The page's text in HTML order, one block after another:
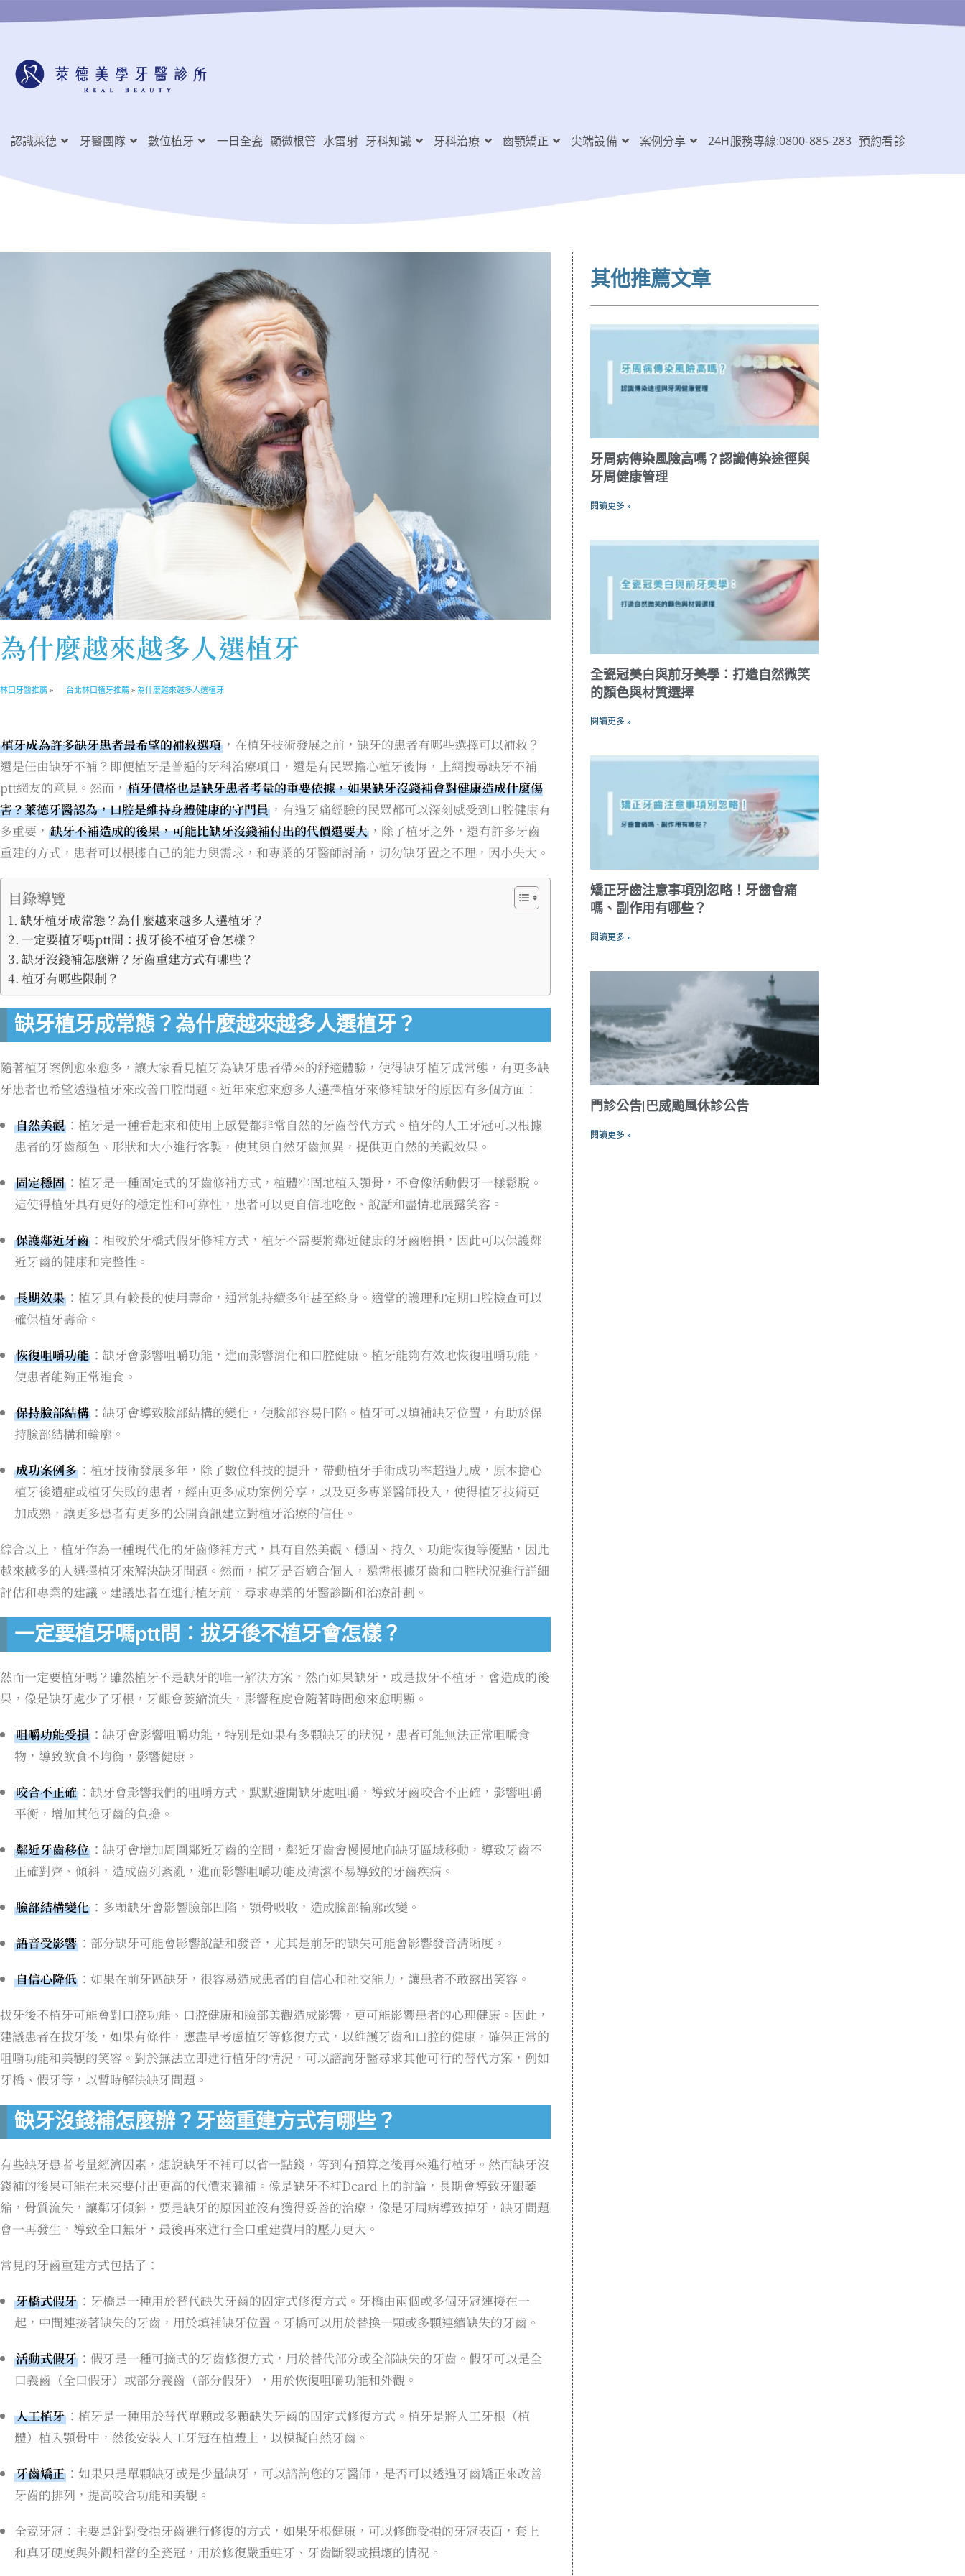
認識萊德 牙醫團隊 數位植牙 一日全瓷 顯微根管 水雷射 牙科知識 牙科治療 齒顎矯正 尖端設備 案例分享 24H服務專線:0800-885-283 預約看診
為什麼越來越多人選植牙
林口牙醫推薦 » 台北林口植牙推薦 » 為什麼越來越多人選植牙
植牙成為許多缺牙患者最希望的補救選項 ，在植牙技術發展之前，缺牙的患者有哪些選擇可以補救？
還是任由缺牙不補？即便植牙是普遍的牙科治療項目，還是有民眾擔心植牙後悔，上網搜尋缺牙不補
ptt網友的意見。然而， 植牙價格也是缺牙患者考量的重要依據，如果缺牙沒錢補會對健康造成什麼傷
害？萊德牙醫認為，口腔是維持身體健康的守門員 ，有過牙痛經驗的民眾都可以深刻感受到口腔健康有
多重要， 缺牙不補造成的後果，可能比缺牙沒錢補付出的代價還要大 ，除了植牙之外，還有許多牙齒
重建的方式，患者可以根據自己的能力與需求，和專業的牙醫師討論，切勿缺牙置之不理，因小失大。
目錄導覽
缺牙植牙成常態？為什麼越來越多人選植牙？
一定要植牙嗎ptt問：拔牙後不植牙會怎樣？
缺牙沒錢補怎麼辦？牙齒重建方式有哪些？
植牙有哪些限制？
缺牙植牙成常態？為什麼越來越多人選植牙？
隨著植牙案例愈來愈多，讓大家看見植牙為缺牙患者帶來的舒適體驗，使得缺牙植牙成常態，有更多缺
牙患者也希望透過植牙來改善口腔問題。近年來愈來愈多人選擇植牙來修補缺牙的原因有多個方面：
自然美觀 ：植牙是一種看起來和使用上感覺都非常自然的牙齒替代方式。植牙的人工牙冠可以根據
患者的牙齒顏色、形狀和大小進行客製，使其與自然牙齒無異，提供更自然的美觀效果。
固定穩固 ：植牙是一種固定式的牙齒修補方式，植體牢固地植入顎骨，不會像活動假牙一樣鬆脫。
這使得植牙具有更好的穩定性和可靠性，患者可以更自信地吃飯、說話和盡情地展露笑容。
保護鄰近牙齒 ：相較於牙橋式假牙修補方式，植牙不需要將鄰近健康的牙齒磨損，因此可以保護鄰
近牙齒的健康和完整性。
長期效果 ：植牙具有較長的使用壽命，通常能持續多年甚至終身。適當的護理和定期口腔檢查可以
確保植牙壽命。
恢復咀嚼功能 ：缺牙會影響咀嚼功能，進而影響消化和口腔健康。植牙能夠有效地恢復咀嚼功能，
使患者能夠正常進食。
保持臉部結構 ：缺牙會導致臉部結構的變化，使臉部容易凹陷。植牙可以填補缺牙位置，有助於保
持臉部結構和輪廓。
成功案例多 ：植牙技術發展多年，除了數位科技的提升，帶動植牙手術成功率超過九成，原本擔心
植牙後遺症或植牙失敗的患者，經由更多成功案例分享，以及更多專業醫師投入，使得植牙技術更
加成熟，讓更多患者有更多的公開資訊建立對植牙治療的信任。
綜合以上，植牙作為一種現代化的牙齒修補方式，具有自然美觀、穩固、持久、功能恢復等優點，因此
越來越多的人選擇植牙來解決缺牙問題。然而，植牙是否適合個人，還需根據牙齒和口腔狀況進行詳細
評估和專業的建議。建議患者在進行植牙前，尋求專業的牙醫診斷和治療計劃。
一定要植牙嗎ptt問：拔牙後不植牙會怎樣？
然而一定要植牙嗎？雖然植牙不是缺牙的唯一解決方案，然而如果缺牙，或是拔牙不植牙，會造成的後
果，像是缺牙處少了牙根，牙齦會萎縮流失，影響程度會隨著時間愈來愈明顯。
咀嚼功能受損 ：缺牙會影響咀嚼功能，特別是如果有多顆缺牙的狀況，患者可能無法正常咀嚼食
物，導致飲食不均衡，影響健康。
咬合不正確 ：缺牙會影響我們的咀嚼方式，默默避開缺牙處咀嚼，導致牙齒咬合不正確，影響咀嚼
平衡，增加其他牙齒的負擔。
鄰近牙齒移位 ：缺牙會增加周圍鄰近牙齒的空間，鄰近牙齒會慢慢地向缺牙區域移動，導致牙齒不
正確對齊、傾斜，造成齒列紊亂，進而影響咀嚼功能及清潔不易導致的牙齒疾病。
臉部結構變化 ：多顆缺牙會影響臉部凹陷，顎骨吸收，造成臉部輪廓改變。
語音受影響 ：部分缺牙可能會影響說話和發音，尤其是前牙的缺失可能會影響發音清晰度。
自信心降低 ：如果在前牙區缺牙，很容易造成患者的自信心和社交能力，讓患者不敢露出笑容。
拔牙後不植牙可能會對口腔功能、口腔健康和臉部美觀造成影響，更可能影響患者的心理健康。因此，
建議患者在拔牙後，如果有條件，應盡早考慮植牙等修復方式，以維護牙齒和口腔的健康，確保正常的
咀嚼功能和美觀的笑容。對於無法立即進行植牙的情況，可以諮詢牙醫尋求其他可行的替代方案，例如
牙橋、假牙等，以暫時解決缺牙問題。
缺牙沒錢補怎麼辦？牙齒重建方式有哪些？
有些缺牙患者考量經濟因素，想說缺牙不補可以省一點錢，等到有預算之後再來進行植牙。然而缺牙沒
錢補的後果可能在未來要付出更高的代價來彌補。像是缺牙不補Dcard上的討論，長期會導致牙齦萎
縮，骨質流失，讓鄰牙傾斜，要是缺牙的原因並沒有獲得妥善的治療，像是牙周病導致掉牙，缺牙問題
會一再發生，導致全口無牙，最後再來進行全口重建費用的壓力更大。
常見的牙齒重建方式包括了：
牙橋式假牙 ：牙橋是一種用於替代缺失牙齒的固定式修復方式。牙橋由兩個或多個牙冠連接在一
起，中間連接著缺失的牙齒，用於填補缺牙位置。牙橋可以用於替換一顆或多顆連續缺失的牙齒。
活動式假牙 ：假牙是一種可摘式的牙齒修復方式，用於替代部分或全部缺失的牙齒。假牙可以是全
口義齒（全口假牙）或部分義齒（部分假牙），用於恢復咀嚼功能和外觀。
人工植牙 ：植牙是一種用於替代單顆或多顆缺失牙齒的固定式修復方式。植牙是將人工牙根（植
體）植入顎骨中，然後安裝人工牙冠在植體上，以模擬自然牙齒。
牙齒矯正 ：如果只是單顆缺牙或是少量缺牙，可以諮詢您的牙醫師，是否可以透過牙齒矯正來改善
牙齒的排列，提高咬合功能和美觀。
全瓷牙冠：主要是針對受損牙齒進行修復的方式，如果牙根健康，可以修飾受損的牙冠表面，套上
和真牙硬度與外觀相當的全瓷冠，用於修復嚴重蛀牙、牙齒斷裂或損壞的情況。
其他推薦文章
牙周病傳染風險高嗎？認識傳染途徑與
牙周健康管理
閱讀更多 »
全瓷冠美白與前牙美學：打造自然微笑
的顏色與材質選擇
閱讀更多 »
矯正牙齒注意事項別忽略！牙齒會痛
嗎、副作用有哪些？
閱讀更多 »
門診公告|巴威颱風休診公告
閱讀更多 »